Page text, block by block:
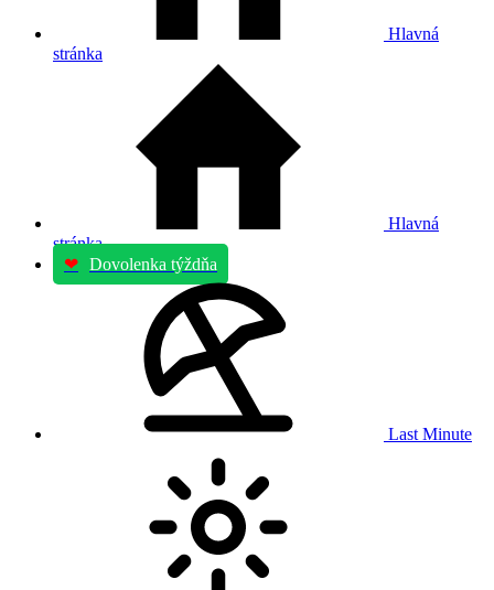
Hlavná
stránka
Hlavná
stránka
❤ Dovolenka týždňa
Last Minute